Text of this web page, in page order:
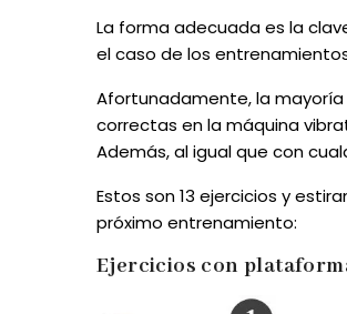
La forma adecuada es la
el caso de los
Afortunadamente, la
correctas en la máquina
Además, al igual que con
Estos son 13 ejercicios y
próximo entrenamiento:
Ejercicios con